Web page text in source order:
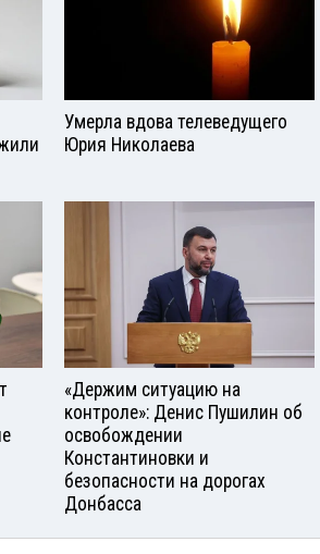
Умерла вдова телеведущего
Юрия Николаева
«Держим ситуацию на
контроле»: Денис Пушилин об
освобождении
Константиновки и
безопасности на дорогах
Донбасса